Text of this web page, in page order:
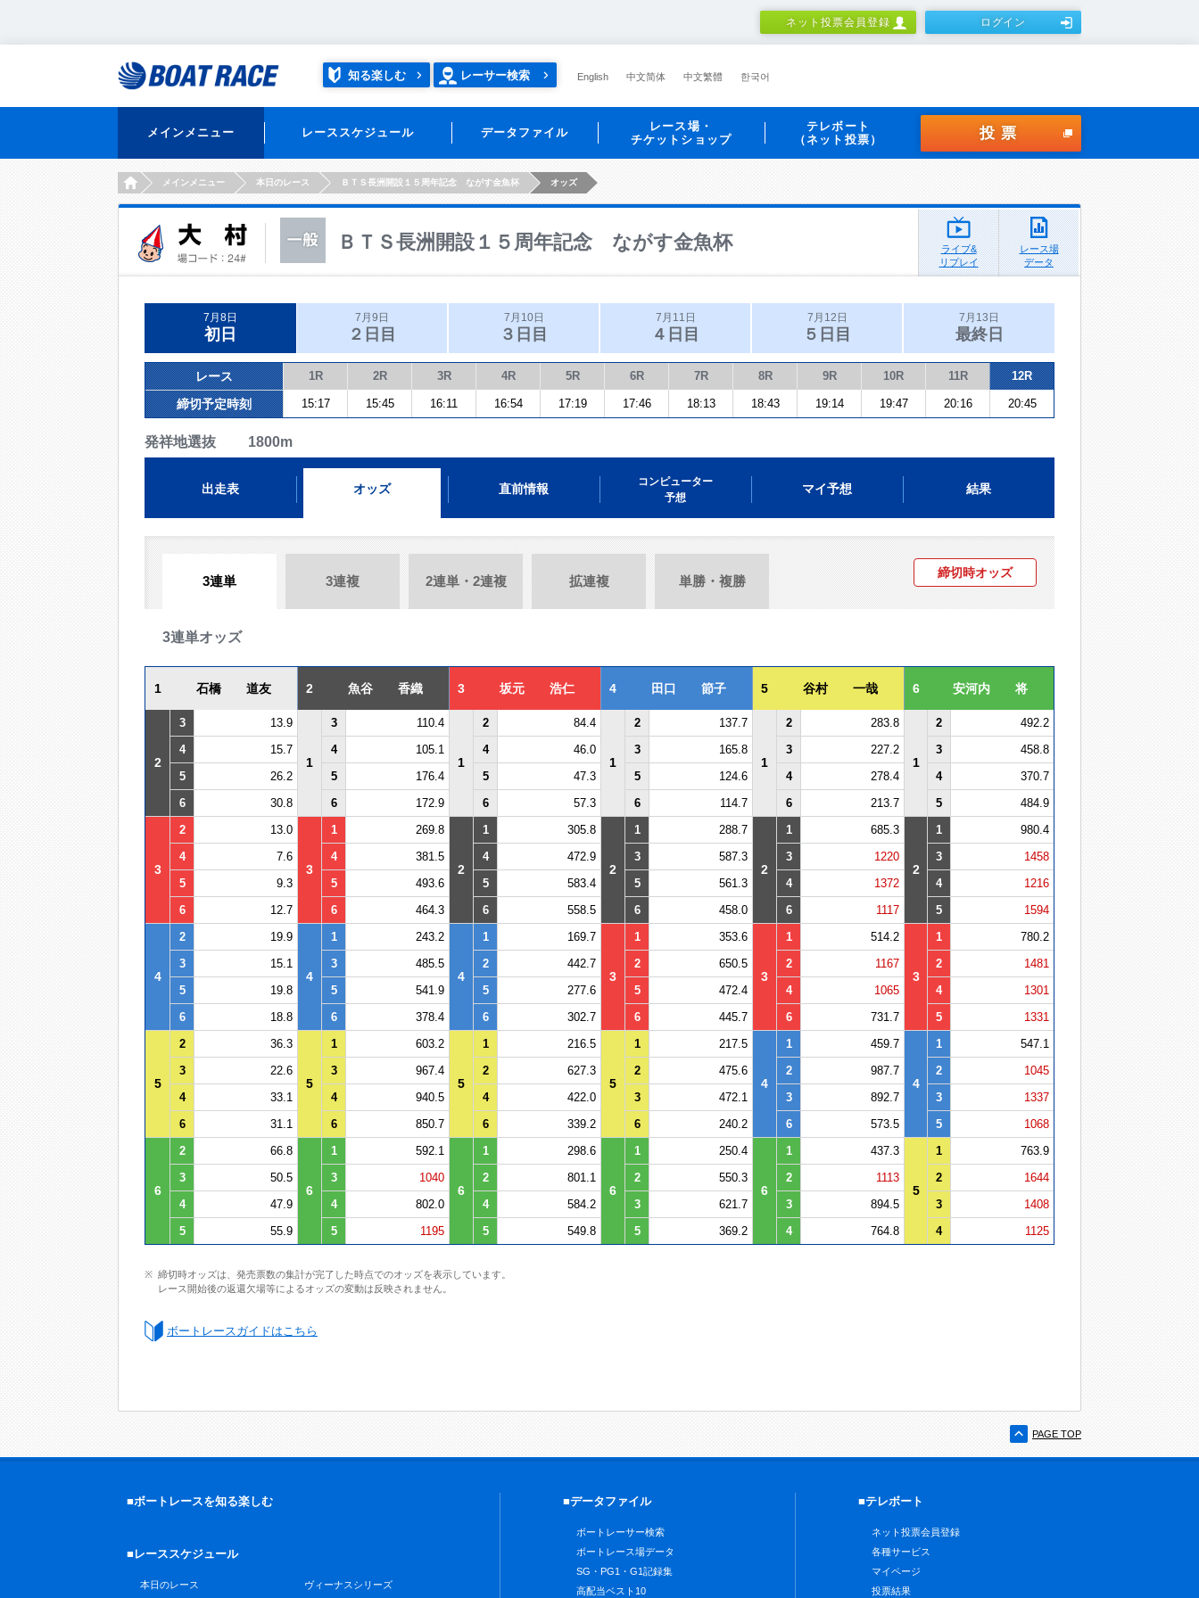
ネット投票会員登録 ログイン
知る楽しむ レーサー検索 English 中文简体 中文繁體 한국어
メインメニュー レーススケジュール データファイル
レース場・
チケットショップ
テレボート
（ネット投票）
投票
HOMEメインメニュー 本日のレース ＢＴＳ長洲開設１５周年記念 ながす金魚杯 オッズ
ＢＴＳ長洲開設１５周年記念 ながす金魚杯
ライブ&
リプレイ
レース場
データ
7月8日
初日
7月9日
２日目
7月10日
３日目
7月11日
４日目
7月12日
５日目
7月13日
最終日
レース 1R 2R 3R 4R 5R 6R 7R 8R 9R 10R 11R 12R
締切予定時刻 15:17 15:45 16:11 16:54 17:19 17:46 18:13 18:43 19:14 19:47 20:16 20:45
発祥地選抜 1800m
出走表 オッズ 直前情報
コンピューター
予想
マイ予想 結果
3連単 3連複 2連単・2連複 拡連複 単勝・複勝
締切時オッズ
3連単オッズ
1 石橋 道友 2 魚谷 香織 3 坂元 浩仁 4 田口 節子 5 谷村 一哉 6 安河内 将
2
3 13.9
1
3 110.4
1
2 84.4
1
2 137.7
1
2 283.8
1
2
492.2
4
15.7 4 105.1 4 46.0 3 165.8 3 227.2 3
458.8
5
26.2 5 176.4 5 47.3 5 124.6 4 278.4 4
370.7
6
30.8 6 172.9 6 57.3 6 114.7 6 213.7 5 484.9
3
2 13.0
3
1 269.8
2
1 305.8
2
1 288.7
2
1 685.3
2
1
980.4
4
7.6 4 381.5 4 472.9 3 587.3 3 1220 3
1458
5
9.3 5 493.6 5 583.4 5 561.3 4 1372 4
1216
6
12.7 6 464.3 6 558.5 6 458.0 6 1117 5 1594
4
2 19.9
4
1 243.2
4
1 169.7
3
1 353.6
3
1 514.2
3
1
780.2
3
15.1 3 485.5 2 442.7 2 650.5 2 1167 2
1481
5
19.8 5 541.9 5 277.6 5 472.4 4 1065 4
1301
6
18.8 6 378.4 6 302.7 6 445.7 6 731.7 5 1331
5
2 36.3
5
1 603.2
5
1 216.5
5
1 217.5
4
1 459.7
4
1
547.1
3
22.6 3 967.4 2 627.3 2 475.6 2 987.7 2
1045
4
33.1 4 940.5 4 422.0 3 472.1 3 892.7 3
1337
6
31.1 6 850.7 6 339.2 6 240.2 6 573.5 5 1068
6
2 66.8
6
1 592.1
6
1 298.6
6
1 250.4
6
1 437.3
5
1
763.9
3
50.5 3 1040 2 801.1 2 550.3 2 1113 2
1644
4
47.9 4 802.0 4 584.2 3 621.7 3 894.5 3
1408
5
55.9 5 1195 5 549.8 5 369.2 4 764.8 4 1125
締切時オッズは、発売票数の集計が完了した時点でのオッズを表示しています。
レース開始後の返還欠場等によるオッズの変動は反映されません。
ボートレースガイドはこちら
PAGE TOP
■ボートレースを知る楽しむ
■レーススケジュール
本日のレース ヴィーナスシリーズ
■データファイル
ボートレーサー検索
ボートレース場データ
SG・PG1・G1記録集
高配当ベスト10
■テレボート
ネット投票会員登録
各種サービス
マイページ
投票結果